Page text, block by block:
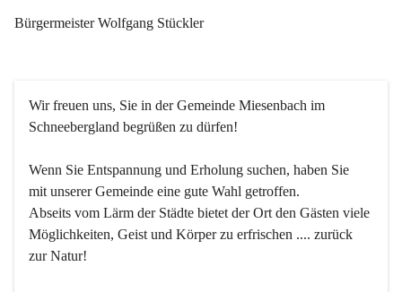
Bürgermeister Wolfgang Stückler
Wir freuen uns, Sie in der Gemeinde Miesenbach im
Schneebergland begrüßen zu dürfen!
Wenn Sie Entspannung und Erholung suchen, haben Sie
mit unserer Gemeinde eine gute Wahl getroffen.
Abseits vom Lärm der Städte bietet der Ort den Gästen viele
Möglichkeiten, Geist und Körper zu erfrischen .... zurück
zur Natur!